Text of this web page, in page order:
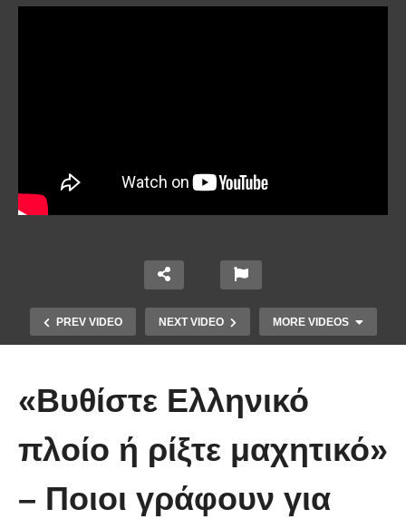
PREV VIDEO NEXT VIDEO MORE VIDEOS
πρώτη στιγμή και συγκίνησε το
«Βυθίστε Ελληνικό
πλοίο ή ρίξτε μαχητικό»
– Ποιοι γράφουν για